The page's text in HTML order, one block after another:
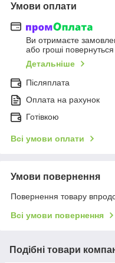
Умови оплати
Ви отримаєте
або гроші
Детальніше
Післяплата
Оплата на рахунок
Готівкою
Всі умови оплати
Умови повернення
Повернення товару
Всі умови повернення
Подібні товари